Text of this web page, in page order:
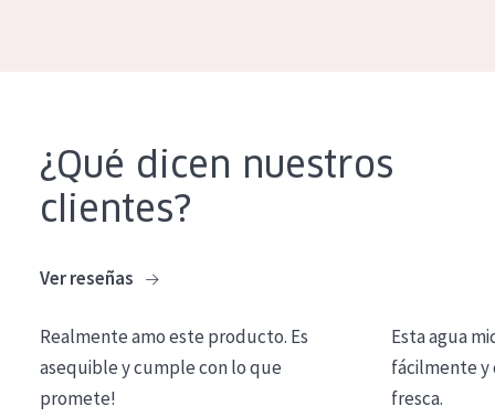
Essentials
Lift+
Piel sensible
Piel normal y seca
¿Qué dicen nuestros
clientes?
Ver reseñas
Realmente amo este producto. Es
asequible y cumple con lo que
promete!
Esta agua
fácilmente y
fresca.